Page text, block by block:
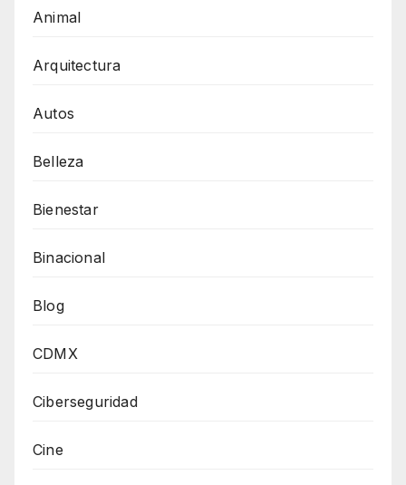
Animal
Arquitectura
Autos
Belleza
Bienestar
Binacional
Blog
CDMX
Ciberseguridad
Cine